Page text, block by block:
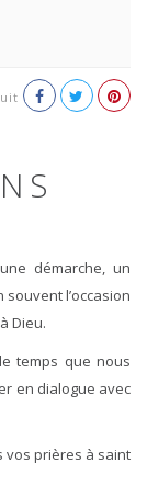
démarche, un
l’occasion
Dieu.
temps que nous
en dialogue avec
vos prières à saint